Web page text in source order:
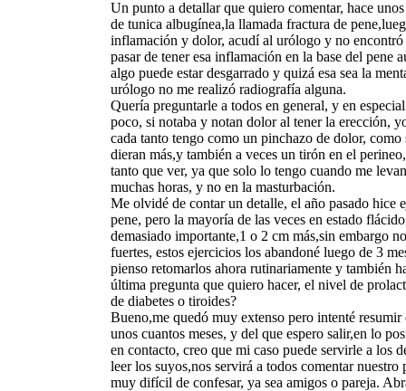
Un punto a detallar que quiero comentar, hace
de tunica albugínea,la llamada fractura de
inflamación y dolor, acudí al urólogo y no
pasar de tener esa inflamación en la base del pene
algo puede estar desgarrado y quizá esa sea la
urólogo no me realizó radiografía alguna.
Quería preguntarle a todos en general, y en
poco, si notaba y notan dolor al tener la erección,
cada tanto tengo como un pinchazo de dolor, como
dieran más,y también a veces un tirón en el
tanto que ver, ya que solo lo tengo cuando me
muchas horas, y no en la masturbación.
Me olvidé de contar un detalle, el año pasado hice
pene, pero la mayoría de las veces en estado
demasiado importante,1 o 2 cm más,sin embargo
fuertes, estos ejercicios los abandoné luego de 3
pienso retomarlos ahora rutinariamente y también
última pregunta que quiero hacer, el nivel de
de diabetes o tiroides?
Bueno,me quedó muy extenso pero intenté
unos cuantos meses, y del que espero salir,en lo
en contacto, creo que mi caso puede servirle a los
leer los suyos,nos servirá a todos comentar
muy difícil de confesar, ya sea amigos o pareja.